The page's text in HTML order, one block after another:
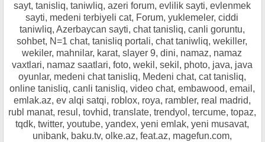
sayt, tanisliq, taniwliq, azeri forum, evlilik sayti, evlenmek
sayti, medeni terbiyeli cat, Forum, yuklemeler, ciddi
taniwliq, Azerbaycan sayti, chat tanisliq, canli goruntu,
sohbet, N=1 chat, tanisliq portali, chat taniwliq, wekiller,
wekiler, mahnilar, karat, slayer 9, dini, namaz, namaz
vaxtlari, namaz saatlari, foto, wekil, sekil, photo, java, java
oyunlar, medeni chat tanisliq, Medeni chat, cat tanisliq,
online tanisliq, canli tanisliq, video chat, embawood, email,
emlak.az, ev alqi satqi, roblox, roya, rambler, real madrid,
rubl manat, resul, tovhid, translate, trendyol, tercume, topaz,
tqdk, twitter, youtube, yandex, yeni emlak, yeni musavat,
unibank, baku.tv, olke.az, feat.az, magefun.com,